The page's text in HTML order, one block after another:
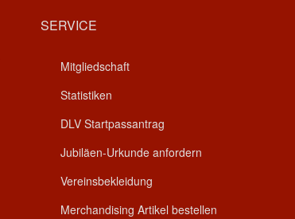
SERVICE
Mitgliedschaft
Statistiken
DLV Startpassantrag
Jubiläen-Urkunde anfordern
Vereinsbekleidung
Merchandising Artikel bestellen